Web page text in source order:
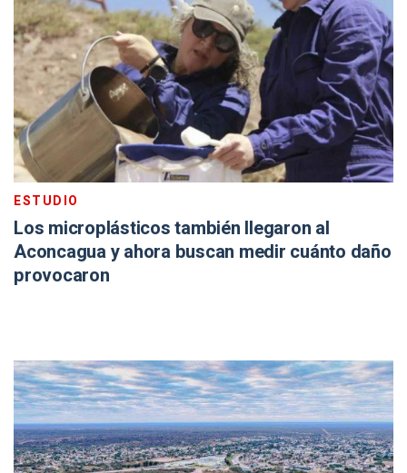
ESTUDIO
Los microplásticos también llegaron al
Aconcagua y ahora buscan medir cuánto daño
provocaron